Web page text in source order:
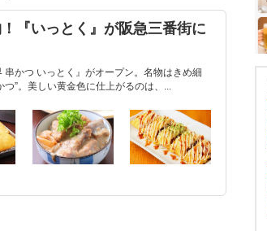
『いっとく』が阪急三番街に
かつ いっとく』がオープン。名物はきめ細
”。美しい黄金色に仕上がるのは、...